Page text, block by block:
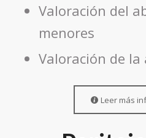
Valoración del
menores
Valoración de
Leer más